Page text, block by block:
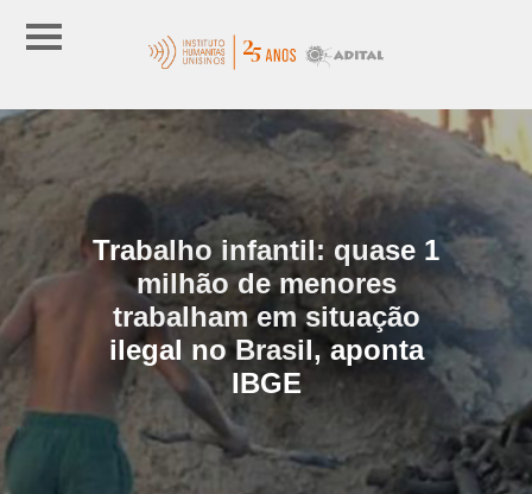
Trabalho infantil: quase 1
milhão de menores
trabalham em situação
ilegal no Brasil, aponta
IBGE